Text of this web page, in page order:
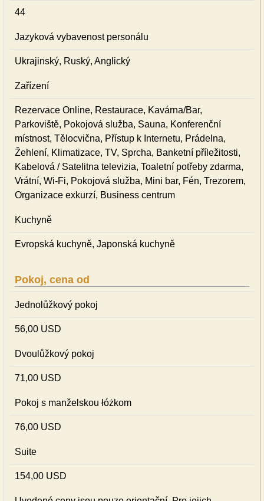
44
Jazyková vybavenost personálu
Ukrajinský, Ruský, Anglický
Zařízení
Rezervace Online, Restaurace, Kavárna/Bar,
Parkoviště, Pokojová služba, Sauna, Konferenční
místnost, Tělocvična, Přístup k Internetu, Prádelna,
Žehlení, Klimatizace, TV, Sprcha, Banketní příležitosti,
Kabelová / Satelitna televizia, Toaletní potřeby zdarma,
Vrátní, Wi-Fi, Pokojová služba, Mini bar, Fén, Trezorem,
Organizace exkurzí, Business centrum
Kuchyně
Evropská kuchyně, Japonská kuchyně
Pokoj, cena od
Jednolůžkový pokoj
56,00 USD
Dvoulůžkový pokoj
71,00 USD
Pokoj s manželskou łóżkom
76,00 USD
Suite
154,00 USD